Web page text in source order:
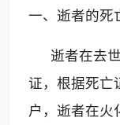
一、逝者的死
逝者在去
证，根据死亡
户，逝者在火